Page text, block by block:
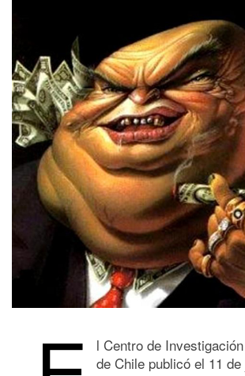
l Centro de
de Chile publicó el 11